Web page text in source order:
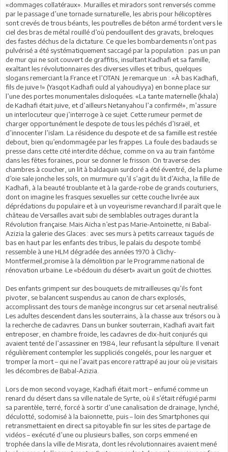
«dommages collatéraux». Murailles et miradors sont renversés comme
par le passage d’une tornade surnaturelle, les abris pour hélicoptères
sont crevés de trous béants, les poutrelles de béton armé tordent vers le
ciel des bras de métal rouillé d’où pendouillent des gravats, breloques
des fastes déchus de la dictature. Ce que les bombardements n’ont pas
pulvérisé a été systématiquement saccagé par la population : pas un pan
de mur qui ne soit couvert de graffitis, insultant Kadhafi et sa famille,
exaltant les révolutionnaires des diverses villes et tribus, quelques
slogans remerciant la France et l’OTAN. Je remarque un : «À bas Kadhafi,
fils de juive !» (Yasqot Kadhafi ould al yahoudiyya) en bonne place sur
l’une des portes monumentales disloquées. «La tante maternelle (khala)
de Kadhafi était juive, et d’ailleurs Netanyahou l’a confirmé!», m’assure
un interlocuteur que j’interroge à ce sujet. Cette rumeur permet de
charger opportunément le despote de tous les péchés d’Israël, et
d’innocenter l’islam. La résidence du despote et de sa famille est restée
debout, bien qu’endommagée par les frappes. La foule des badauds se
presse dans cette cité interdite déchue, comme on va au train fantôme
dans les fêtes foraines, pour se donner le frisson. On traverse des
chambres à coucher, un lit à baldaquin surdoré a été éventré, de la plume
d’oie sale jonche les sols, on murmure qu’il s’agit du lit d’Aïcha, la fille de
Kadhafi, à la beauté troublante et à la garde-robe de grands couturiers,
dont on imagine les frasques sexuelles sur cette couche livrée aux
déprédations du populaire et à un voyeurisme revanchard.Il paraît que le
château de Versailles avait subi de semblables outrages durant la
Révolution française. Mais Aïcha n’est pas Marie-Antoinette, ni Babal-
Azizia la galerie des Glaces : avec ses murs à petits carreaux tagués de
bas en haut par les enfants des tribus, le palais du despote tombé
ressemble à une HLM dégradée des années 1970 à Clichy-
Montfermeil,promise à la démolition par le Programme national de
rénovation urbaine. Le «bédouin du désert» avait un goût de chiottes.
Des enfants grimpent sur des bouquets de mitrailleuses qu’ils font
pivoter, se balancent suspendus au canon de chars explosés,
accomplissant des tours de manège incongrus sur cet arsenal neutralisé.
Les adultes descendent dans les souterrains, à la chasse aux trésors ou à
la recherche de cadavres. Dans un bunker souterrain, Kadhafi avait fait
entreposer, en chambre froide, les cadavres de dix-huit conjurés qui
avaient tenté de l’assassiner en 1984, leur refusant la sépulture. Il venait
régulièrement contempler les suppliciés congelés, pour les narguer et
tromper la mort – qui ne l’avait pas encore rattrapé au jour où je visitais
les décombres de Babal-Azizia.
Lors de mon second voyage, Kadhafi était mort – enfumé comme un
renard du désert dans sa ville natale de Syrte, où il s’était réfugié parmi
sa parentèle, terré, forcé à sortir d’une canalisation de drainage, lynché,
déculotté, sodomisé à la baïonnette, puis – loin des Smartphones qui
retransmettaient en direct sa pitoyable fin sur les sites de partage de
vidéos – exécuté d’une ou plusieurs balles, son corps emmené en
trophée dans la ville de Misrata, dont les révolutionnaires avaient mené